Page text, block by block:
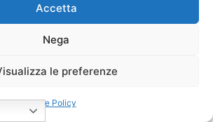
Accetta
Nega
le preferenze
Cookie Policy
News – Leggi il
numero 79
16/12/2025